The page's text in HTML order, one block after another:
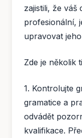
zajistili, že váš
profesionální,
upravovat
Zde je několik
1. Kontrolujte
gramatice a
odvádět
kvalifikace.